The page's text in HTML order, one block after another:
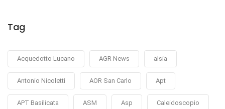
Tag
Acquedotto Lucano AGR News alsia
Antonio Nicoletti AOR San Carlo Apt
APT Basilicata ASM Asp Caleidoscopio